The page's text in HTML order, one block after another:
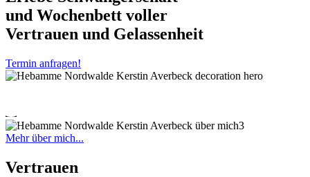
und Wochenbett voller
Vertrauen und Gelassenheit
Termin anfragen!
Mehr über mich...
Vertrauen